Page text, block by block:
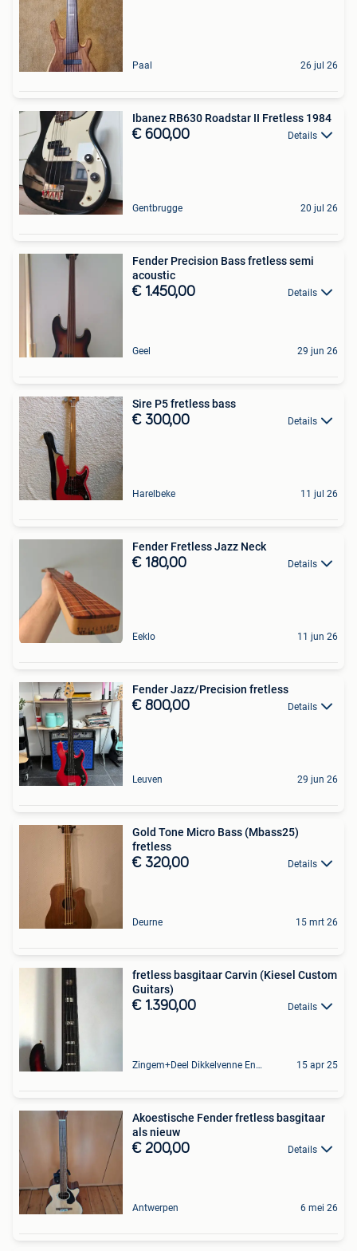
Paal 26 jul 26
Ibanez RB630 Roadstar II Fretless 1984
€ 600,00 Details
Gentbrugge 20 jul 26
Fender Precision Bass fretless semi
acoustic
€ 1.450,00 Details
Geel 29 jun 26
Sire P5 fretless bass
€ 300,00 Details
Harelbeke 11 jul 26
Fender Fretless Jazz Neck
€ 180,00 Details
Eeklo 11 jun 26
Fender Jazz/Precision fretless
€ 800,00 Details
Leuven 29 jun 26
Gold Tone Micro Bass (Mbass25)
fretless
€ 320,00 Details
Deurne 15 mrt 26
fretless basgitaar Carvin (Kiesel Custom
Guitars)
€ 1.390,00 Details
Zingem+Deel Dikkelvenne En Nederzwalm-Hermelgem 15 apr 25
Akoestische Fender fretless basgitaar
als nieuw
€ 200,00 Details
Antwerpen 6 mei 26